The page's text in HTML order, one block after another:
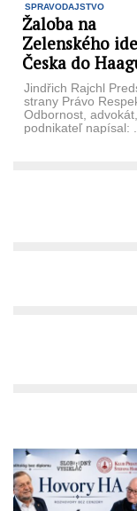
SPRAVODAJSTVO
Žaloba na
Zelenského
Česka do
Jindřich Rajchl
strany Právo
Odbornost, advokát,
podnikateľ napísal:
ukrajinského